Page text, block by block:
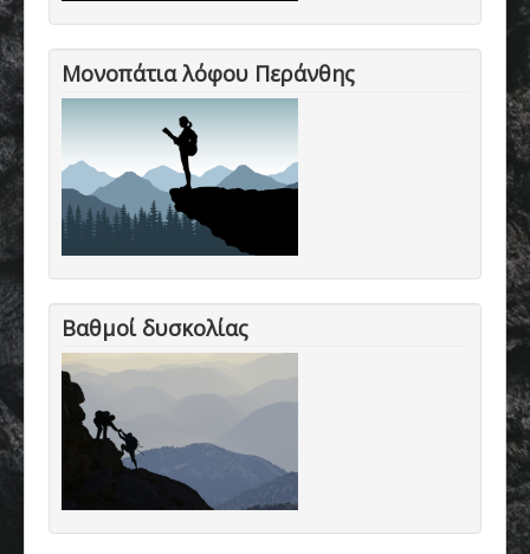
Μονοπάτια λόφου Περάνθης
Βαθμοί δυσκολίας